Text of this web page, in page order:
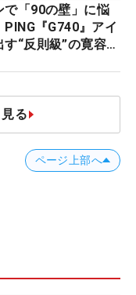
で「90の壁」に悩
『G740』アイ
“反則級”の寛容性
る
ページ上部へ